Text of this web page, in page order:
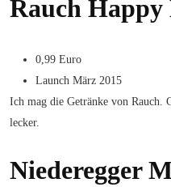
Rauch Happy
0,99 Euro
Launch März 2015
Ich mag die Getränke von Rauch.
lecker.
Niederegger